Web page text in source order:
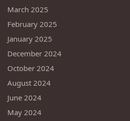
March 2025
February 2025
January 2025
December 2024
October 2024
August 2024
June 2024
May 2024